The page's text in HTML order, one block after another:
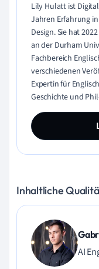
Lily Hulatt ist
Jahren Erfahrung
Design. Sie hat
an der Durham
Fachbereich
verschiedenen
Expertin für
Geschichte und
Inhaltliche
AI